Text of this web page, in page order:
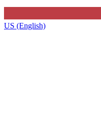
US (English)